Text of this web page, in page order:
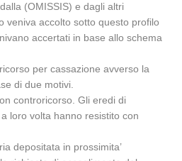
(OMISSIS) e dagli altri
veniva accolto sotto questo profilo
accertati in base allo schema
per cassazione avverso la
di due motivi.
controricorso. Gli eredi di
loro volta hanno resistito con
depositata in prossimita’